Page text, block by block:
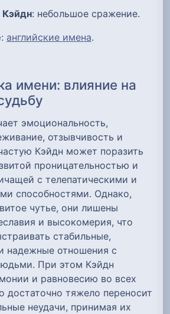
Кэйдн: небольшое сражение.
: английские имена.
имени: влияние на
эмоциональность,
отзывчивость и
Кэйдн может поразить
проницательностью и
с телепатическими и
способностями. Однако,
чутье, они лишены
и высокомерия, что
стабильные,
надежные отношения с
При этом Кэйдн
и равновесию во всех
достаточно тяжело переносит
неудачи, принимая их